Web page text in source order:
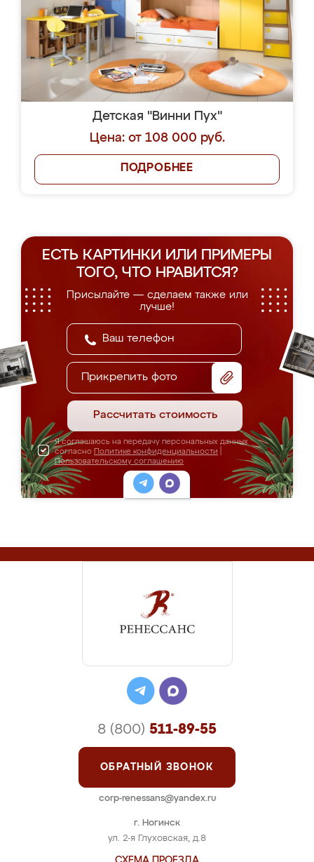
Детская "Винни Пух"
Цена: от 108 000 руб.
ПОДРОБНЕЕ
ЕСТЬ КАРТИНКИ ИЛИ ПРИМЕРЫ
ТОГО, ЧТО НРАВИТСЯ?
Присылайте — сделаем также или
лучше!
Прикрепить фото
Рассчитать стоимость
Я соглашаюсь на передачу персональных данных
согласно Политике конфиденциальности
Пользовательскому соглашению
г. Ногинск
ул. 2-я Глуховская, д.8
8 (800) 511-89-55
ОБРАТНЫЙ ЗВОНОК
corp-renessans@yandex.ru